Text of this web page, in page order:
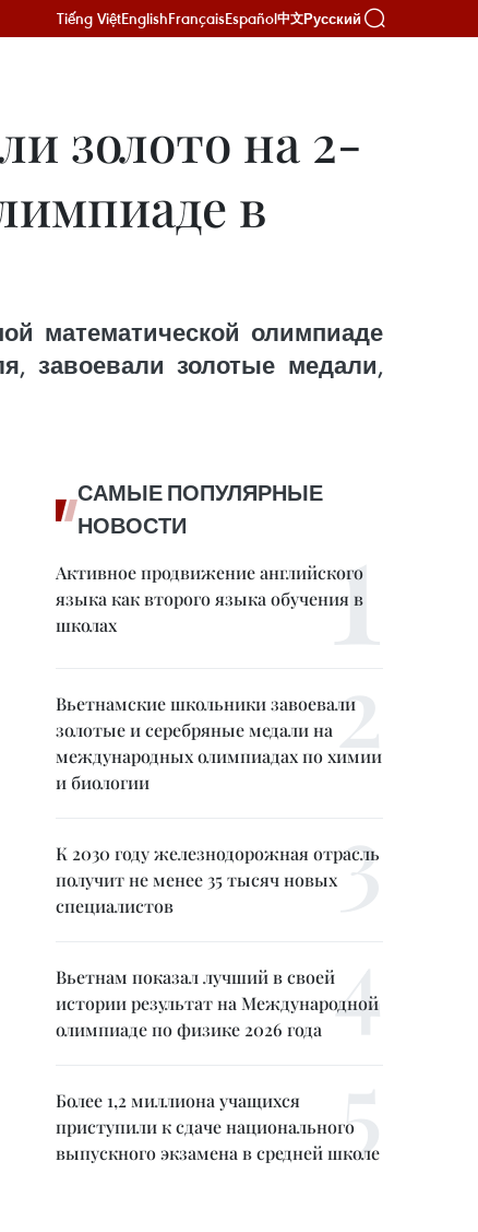
Tiếng ViệtEnglishFrançaisEspañol中文Русский
золото на 2-
в
математической олимпиаде
завоевали золотые медали,
САМЫЕ ПОПУЛЯРНЫЕ
НОВОСТИ
Активное продвижение английского
языка как второго языка обучения в
школах
Вьетнамские школьники завоевали
золотые и серебряные медали на
международных олимпиадах по химии
и биологии
К 2030 году железнодорожная отрасль
получит не менее 35 тысяч новых
специалистов
Вьетнам показал лучший в своей
истории результат на Международной
олимпиаде по физике 2026 года
Более 1,2 миллиона учащихся
приступили к сдаче национального
выпускного экзамена в средней школе